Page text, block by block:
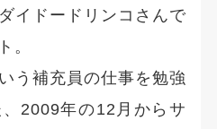
イドードリンコさんで
。
う補充員の仕事を勉強
2009年の12月からサ